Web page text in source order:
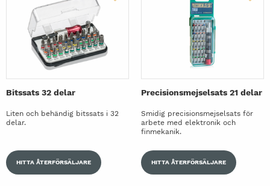
Bitssats 32 delar
Liten och behändig bitssats i 32
delar.
HITTA ÅTERFÖRSÄLJARE
Precisionsmejselsats 21 delar
Smidig precisionsmejselsats för
arbete med elektronik och
finmekanik.
HITTA ÅTERFÖRSÄLJARE